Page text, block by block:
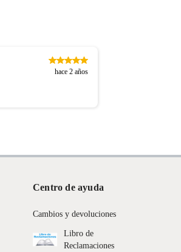
hace 2 años
Centro de ayuda
Cambios y devoluciones
Libro de
Reclamaciones